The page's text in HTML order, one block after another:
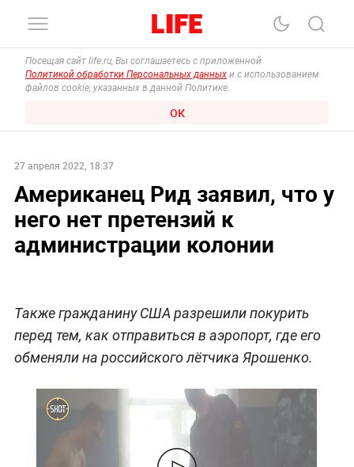
Посещая сайт life.ru, Вы соглашаетесь с приложенной
Политикой обработки Персональных данных и с использованием
файлов cookie, указанных в данной Политике.
ОК
27 апреля 2022, 18:37
Американец Рид заявил, что у
него нет претензий к
администрации колонии
Также гражданину США разрешили покурить
перед тем, как отправиться в аэропорт, где его
обменяли на российского лётчика Ярошенко.